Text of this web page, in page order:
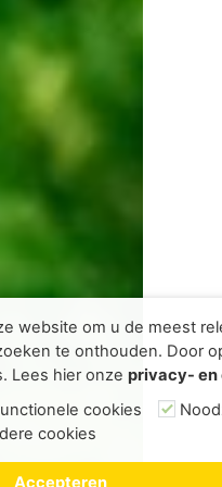
website om u de meest
te onthouden. Door
Lees hier onze privacy-
cookies
cookies
Accepteren